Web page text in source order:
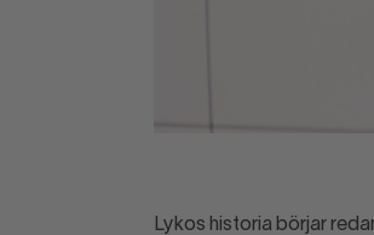
Lykos historia börjar